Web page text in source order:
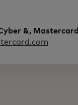
&, Mastercard